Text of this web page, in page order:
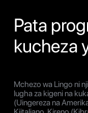
Pata
kucheza
Mchezo wa Lingo ni
lugha za kigeni na
(Uingereza na